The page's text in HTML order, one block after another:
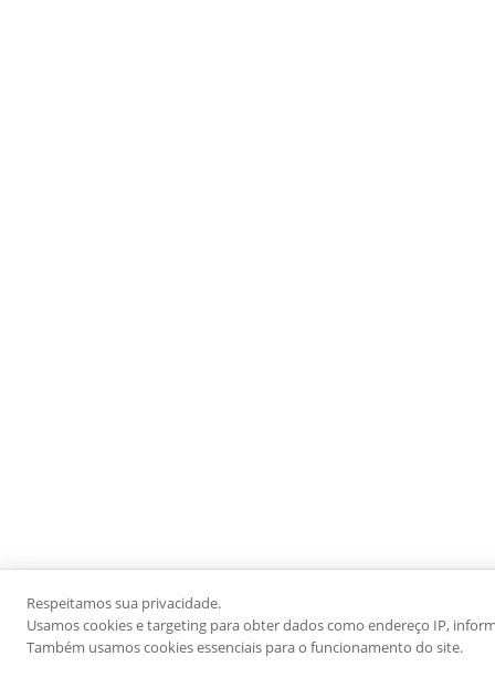
Respeitamos sua privacidade.
Usamos cookies e targeting para obter dados como endereço IP,
Também usamos cookies essenciais para o funcionamento do site.